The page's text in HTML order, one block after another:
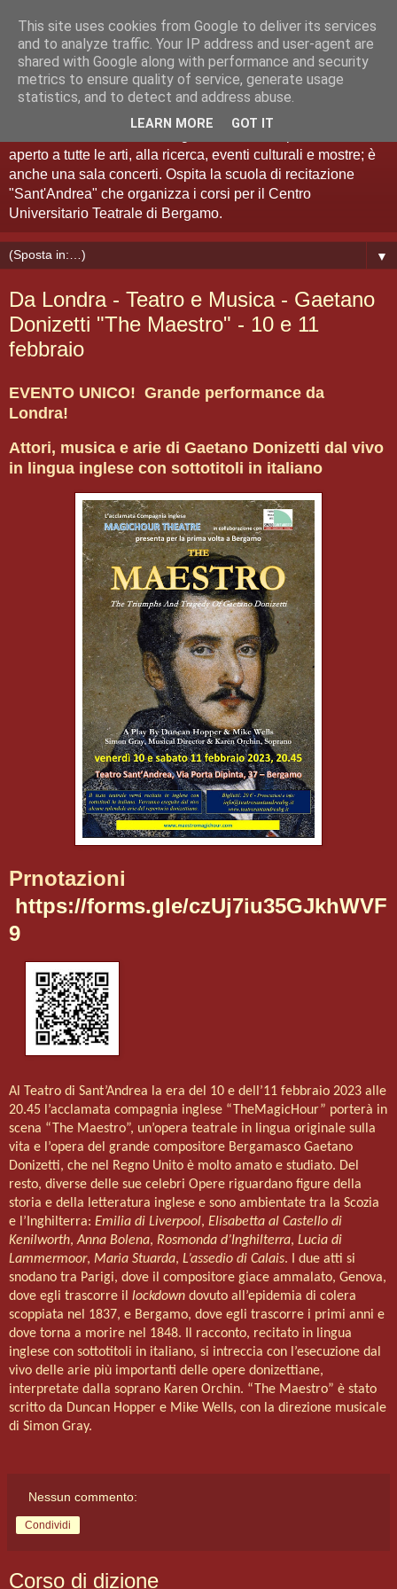
Teatro Sant'Andrea Bergamo
Spazio Artistico
aperto a tutte le arti, alla ricerca, eventi culturali e mostre; è
anche una sala concerti. Ospita la scuola di recitazione
"Sant'Andrea" che organizza i corsi per il Centro
Universitario Teatrale di Bergamo.
▼
Da Londra - Teatro e Musica - Gaetano
Donizetti "The Maestro" - 10 e 11
febbraio
EVENTO UNICO! Grande performance da
Londra!
Attori, musica e arie di Gaetano Donizetti dal vivo
in lingua inglese con sottotitoli in italiano
Prnotazioni
https://forms.gle/czUj7iu35GJkhWVF
9
Al Teatro di Sant’Andrea la era del 10 e dell’11 febbraio 2023 alle
20.45 l’acclamata compagnia inglese “TheMagicHour” porterà in
scena “The Maestro”, un’opera teatrale in lingua originale sulla
vita e l’opera del grande compositore Bergamasco Gaetano
Donizetti, che nel Regno Unito è molto amato e studiato. Del
resto, diverse delle sue celebri Opere riguardano figure della
storia e della letteratura inglese e sono ambientate tra la Scozia
e l’Inghilterra: Emilia di Liverpool, Elisabetta al Castello di
Kenilworth,Anna Bolena, Rosmonda d’Inghilterra, Lucia di
Lammermoor, Maria Stuarda, L’assedio di Calais. I due atti si
snodano tra Parigi, dove il compositore giace ammalato, Genova,
dove egli trascorre il lockdown dovuto all’epidemia di colera
scoppiata nel 1837, e Bergamo, dove egli trascorre i primi anni e
dove torna a morire nel 1848. Il racconto, recitato in lingua
inglese con sottotitoli in italiano, si intreccia con l’esecuzione dal
vivo delle arie più importanti delle opere donizettiane,
interpretate dalla soprano Karen Orchin. “The Maestro” è stato
scritto da Duncan Hopper e Mike Wells, con la direzione musicale
di Simon Gray.
Nessun commento:
Condividi
Corso di dizione
This site uses cookies from Google to deliver its services
and to analyze traffic. Your IP address and user-agent are
shared with Google along with performance and security
metrics to ensure quality of service, generate usage
statistics, and to detect and address abuse.
LEARN MORE GOT IT